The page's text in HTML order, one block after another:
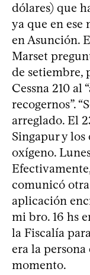
dólares) que
ya que en ese
en Asunción.
Marset
de setiembre,
Cessna 210 al
recogernos”.
arreglado. El
Singapur y los
oxígeno.
comunicó
aplicación
mi bro. 16 hs
la Fiscalía
era la persona
momento.